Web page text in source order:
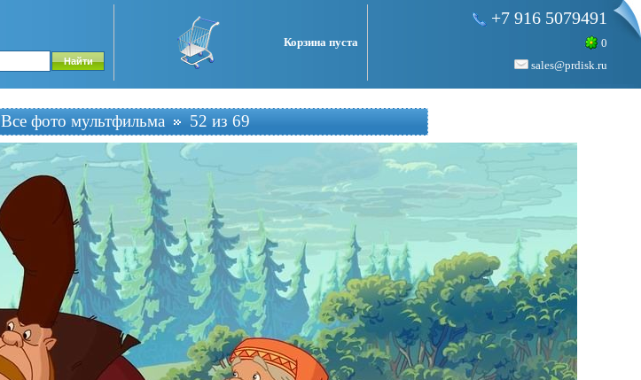
Корзина пуста
+7 916 5079491
0
sales@prdisk.ru
Все фото мультфильма 52 из 69